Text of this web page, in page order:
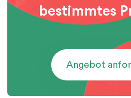
bestimmtes
Angebot